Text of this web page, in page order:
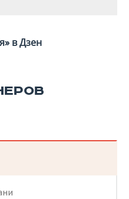
в Дзен